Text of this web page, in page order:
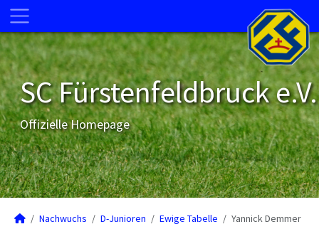
SC Fürstenfeldbruck e.V.
Offizielle Homepage
Nachwuchs D-Junioren Ewige Tabelle Yannick Demmer